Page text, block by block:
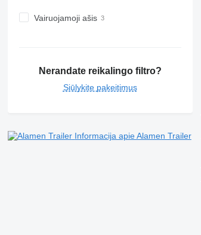
Vairuojamoji ašis
Nerandate reikalingo filtro?
Siūlykite pakeitimus
Informacija apie Alamen Trailer